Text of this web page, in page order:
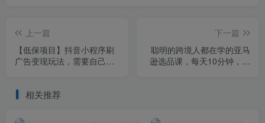
上一篇
【低保项目】抖音小程序刷
广告变现玩法，需要自己动
下一篇
聪明的跨境人都在学的亚马
逊选品课，每天10分钟，让
相关推荐